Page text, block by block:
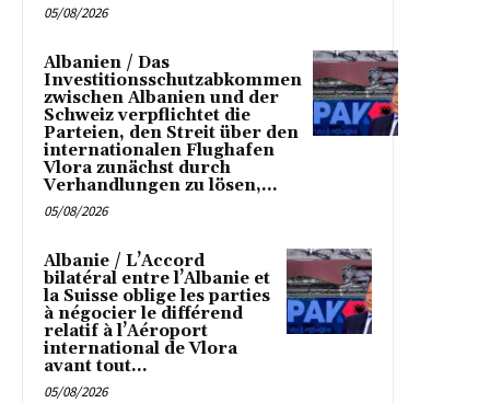
05/08/2026
Albanien / Das
Investitionsschutzabkommen
zwischen Albanien und der
Schweiz verpflichtet die
Parteien, den Streit über den
internationalen Flughafen
Vlora zunächst durch
Verhandlungen zu lösen,...
05/08/2026
Albanie / L’Accord
bilatéral entre l’Albanie et
la Suisse oblige les parties
à négocier le différend
relatif à l’Aéroport
international de Vlora
avant tout...
05/08/2026